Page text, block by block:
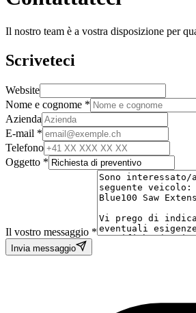
Il nostro team è a vostra disposizione per
Scriveteci
Website
Nome e cognome *
Azienda
E-mail *
Telefono
Oggetto *
Il vostro messaggio *
Invia messaggio